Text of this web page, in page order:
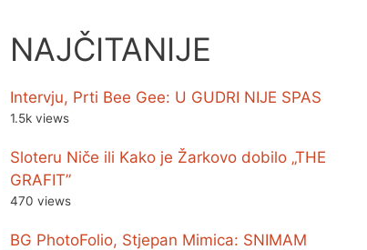
NAJČITANIJE
Intervju, Prti Bee Gee: U GUDRI NIJE SPAS
1.5k views
Sloteru Niče ili Kako je Žarkovo dobilo „THE
GRAFIT”
470 views
BG PhotoFolio, Stjepan Mimica: SNIMAM